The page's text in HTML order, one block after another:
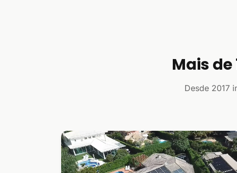
Mais
Desde 2017